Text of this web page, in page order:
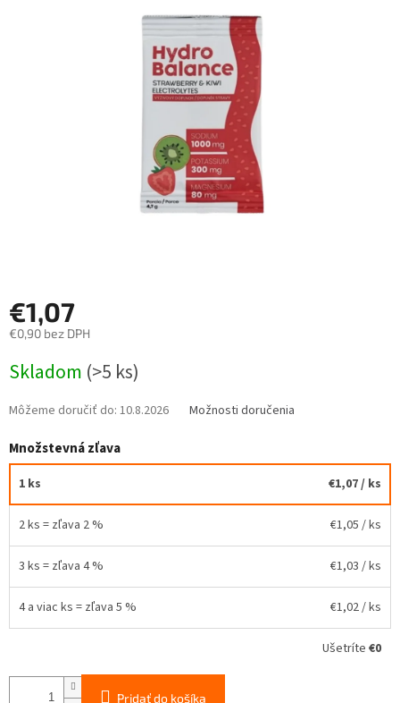
€1,07
€0,90 bez DPH
cena:
Skladom (>5 ks)
Môžeme doručiť do: 10.8.2026 Možnosti doručenia
Množstevná zľava
1 ks €1,07/ ks
2 ks = zľava 2 % €1,05 / ks
3 ks = zľava 4 % €1,03 / ks
4 a viac ks = zľava 5 % €1,02/ ks
Ušetríte €0
Pridať do košíka